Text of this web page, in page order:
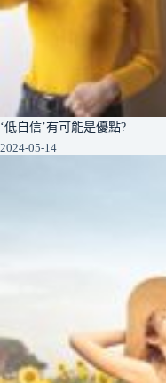
‘低自信’有可能是優點?
2024-05-14